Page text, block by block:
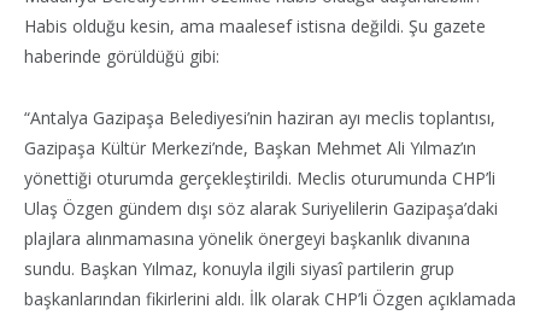
Habis olduğu kesin, ama maalesef istisna değildi. Şu gazete
haberinde görüldüğü gibi:
“Antalya Gazipaşa Belediyesi’nin haziran ayı meclis toplantısı,
Gazipaşa Kültür Merkezi’nde, Başkan Mehmet Ali Yılmaz’ın
yönettiği oturumda gerçekleştirildi. Meclis oturumunda CHP’li
Ulaş Özgen gündem dışı söz alarak Suriyelilerin Gazipaşa’daki
plajlara alınmamasına yönelik önergeyi başkanlık divanına
sundu. Başkan Yılmaz, konuyla ilgili siyasî partilerin grup
başkanlarından fikirlerini aldı. İlk olarak CHP’li Özgen açıklamada